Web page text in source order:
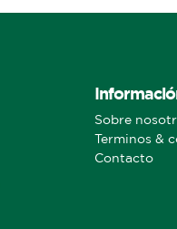
Sobre
Terminos &
Contacto